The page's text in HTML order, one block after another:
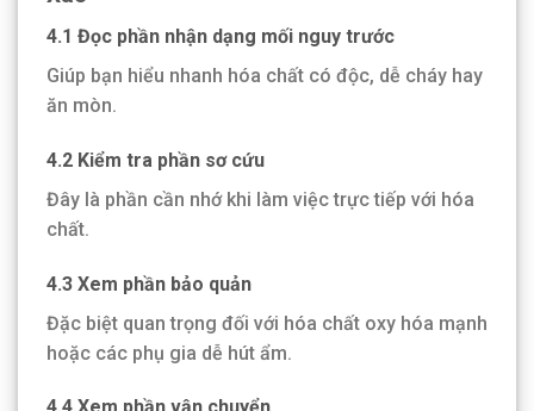
4.1 Đọc phần nhận dạng mối nguy trước
Giúp bạn hiểu nhanh hóa chất có độc, dễ cháy hay
ăn mòn.
4.2 Kiểm tra phần sơ cứu
Đây là phần cần nhớ khi làm việc trực tiếp với hóa
chất.
4.3 Xem phần bảo quản
Đặc biệt quan trọng đối với hóa chất oxy hóa mạnh
hoặc các phụ gia dễ hút ẩm.